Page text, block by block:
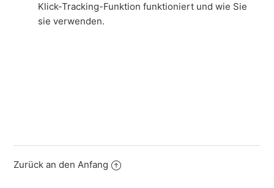
Klick-Tracking-Funktion funktioniert und wie Sie
sie verwenden.
Zurück an den Anfang